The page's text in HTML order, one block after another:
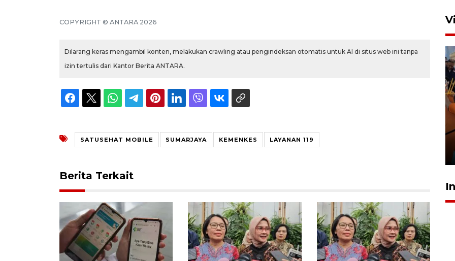
COPYRIGHT © ANTARA 2026
Dilarang keras mengambil konten, melakukan crawling atau pengindeksan otomatis untuk AI di situs web ini tanpa
izin tertulis dari Kantor Berita ANTARA.
SATUSEHAT MOBILE SUMARJAYA KEMENKES LAYANAN 119
Berita Terkait
Presiden